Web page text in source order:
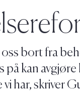
bort fra
på kan
vi har, skriver